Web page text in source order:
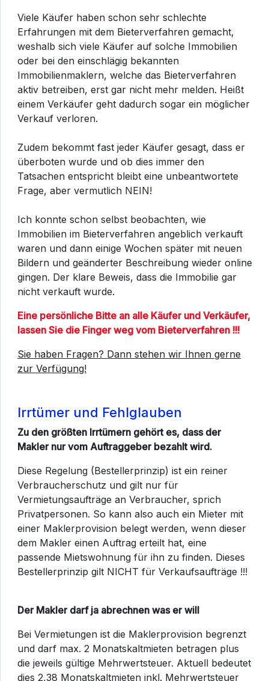
Viele Käufer haben schon sehr schlechte
Erfahrungen mit dem Bieterverfahren gemacht,
weshalb sich viele Käufer auf solche Immobilien
oder bei den einschlägig bekannten
Immobilienmaklern, welche das Bieterverfahren
aktiv betreiben, erst gar nicht mehr melden. Heißt
einem Verkäufer geht dadurch sogar ein möglicher
Verkauf verloren.
Zudem bekommt fast jeder Käufer gesagt, dass er
überboten wurde und ob dies immer den
Tatsachen entspricht bleibt eine unbeantwortete
Frage, aber vermutlich NEIN!
Ich konnte schon selbst beobachten, wie
Immobilien im Bieterverfahren angeblich verkauft
waren und dann einige Wochen später mit neuen
Bildern und geänderter Beschreibung wieder online
gingen. Der klare Beweis, dass die Immobilie gar
nicht verkauft wurde.
Eine persönliche Bitte an alle Käufer und Verkäufer,
lassen Sie die Finger weg vom Bieterverfahren !!!
Sie haben Fragen? Dann stehen wir Ihnen gerne
zur Verfügung!
Irrtümer und Fehlglauben
Zu den größten Irrtümern gehört es, dass der
Makler nur vom Auftraggeber bezahlt wird.
Diese Regelung (Bestellerprinzip) ist ein reiner
Verbraucherschutz und gilt nur für
Vermietungsaufträge an Verbraucher, sprich
Privatpersonen. So kann also auch ein Mieter mit
einer Maklerprovision belegt werden, wenn dieser
dem Makler einen Auftrag erteilt hat, eine
passende Mietswohnung für ihn zu finden. Dieses
Bestellerprinzip gilt NICHT für Verkaufsaufträge !!!
Der Makler darf ja abrechnen was er will
Bei Vermietungen ist die Maklerprovision begrenzt
und darf max. 2 Monatskaltmieten betragen plus
die jeweils gültige Mehrwertsteuer. Aktuell bedeutet
dies 2,38 Monatskaltmieten inkl. Mehrwertsteuer